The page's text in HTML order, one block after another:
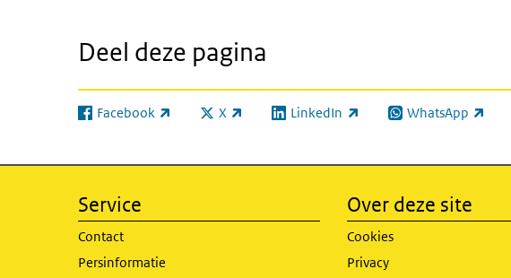
Deel deze pagina
Facebook
(externe link) X
(externe link) LinkedIn
(externe link) WhatsApp
(externe link)
Service
Contact
Persinformatie
Over deze site
Cookies
Privacy